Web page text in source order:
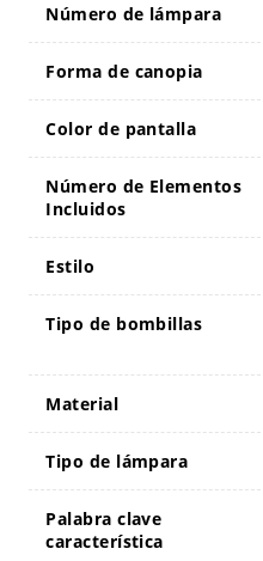
Número de lámpara
Forma de canopia
Color de pantalla
Número de Elementos
Incluidos
Estilo
Tipo de bombillas
Material
Tipo de lámpara
Palabra clave
característica